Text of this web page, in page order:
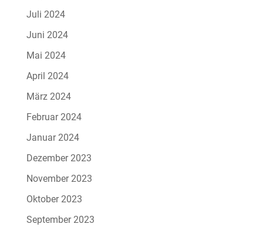
Juli 2024
Juni 2024
Mai 2024
April 2024
März 2024
Februar 2024
Januar 2024
Dezember 2023
November 2023
Oktober 2023
September 2023